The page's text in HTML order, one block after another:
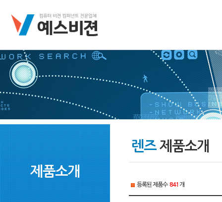
제품소개
렌즈제품소개
등록된 제품수 841 개